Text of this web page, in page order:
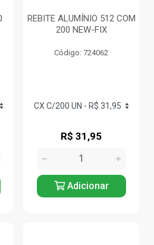
REBITE ALUMÍNIO 512 COM
200 NEW-FIX
Código: 724062
R$ 31,95
Adicionar